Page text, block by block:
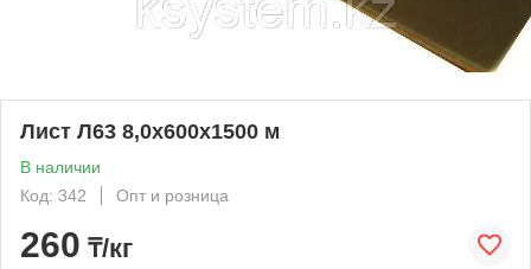
Лист Л63 8,0х600х1500 м
В наличии
Код: 342
Опт и розница
260 ₸/кг